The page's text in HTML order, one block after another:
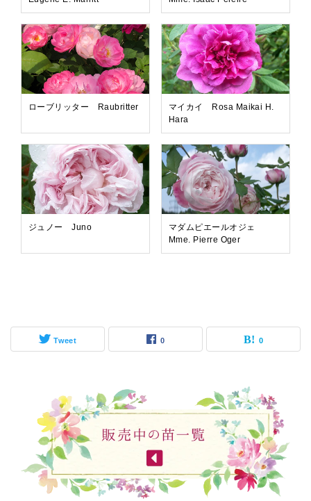
ローブリッター Raubritter
マイカイ Rosa Maikai H.
Hara
ジュノー Juno
マダムピエールオジェ
Mme. Pierre Oger
Tweet 0 0